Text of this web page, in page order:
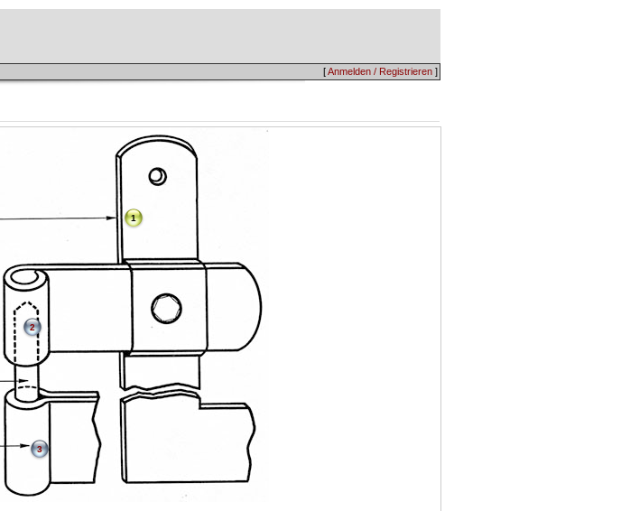
[Anmelden / Registrieren ]
1
2
3